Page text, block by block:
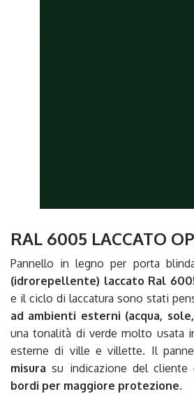
RAL 6005 LACCATO
Pannello in legno per porta
(idrorepellente) laccato Ral
e il ciclo di laccatura sono stati
ad ambienti esterni (acqua,
una tonalità di verde molto usata
esterne di ville e villette. Il
misura su indicazione del cliente
bordi per maggiore protezione.